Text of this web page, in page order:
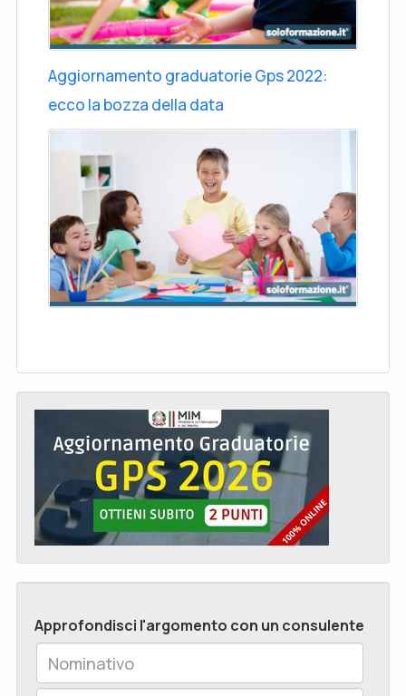
Aggiornamento graduatorie Gps 2022:
ecco la bozza della data
Approfondisci l'argomento con un consulente